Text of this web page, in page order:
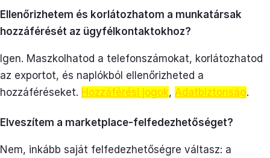
Ellenőrizhetem és korlátozhatom a munkatársak
hozzáférését az ügyfélkontaktokhoz?
Igen. Maszkolhatod a telefonszámokat, korlátozhatod
az exportot, és naplókból ellenőrizheted a
hozzáféréseket. Hozzáférési jogok, Adatbiztonság.
Elveszítem a marketplace-felfedezhetőséget?
Nem, inkább saját felfedezhetőségre váltasz: a